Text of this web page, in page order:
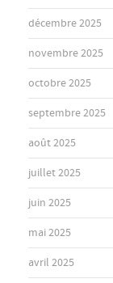
décembre 2025
novembre 2025
octobre 2025
septembre 2025
août 2025
juillet 2025
juin 2025
mai 2025
avril 2025